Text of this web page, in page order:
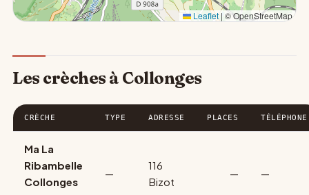
Leaflet | © OpenStreetMap
Les crèches à Collonges
CRÈCHE TYPE ADRESSE PLACES TÉLÉPHONE
Ma La
Ribambelle
Collonges
—
116
Bizot
— —